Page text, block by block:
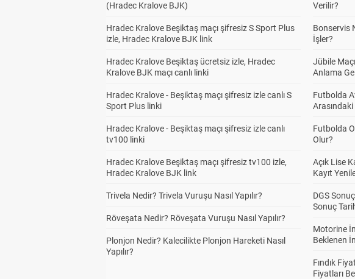
(Hradec Kralove BJK)
Hradec Kralove Beşiktaş maçı şifresiz S Sport Plus
izle, Hradec Kralove BJK link
Hradec Kralove Beşiktaş ücretsiz izle, Hradec
Kralove BJK maçı canlı linki
Hradec Kralove - Beşiktaş maçı şifresiz izle canlı S
Sport Plus linki
Hradec Kralove - Beşiktaş maçı şifresiz izle canlı
tv100 linki
Hradec Kralove Beşiktaş maçı şifresiz tv100 izle,
Hradec Kralove BJK link
Trivela Nedir? Trivela Vuruşu Nasıl Yapılır?
Röveşata Nedir? Röveşata Vuruşu Nasıl Yapılır?
Plonjon Nedir? Kalecilikte Plonjon Hareketi Nasıl
Yapılır?
Verilir?
Bonservis
İşler?
Jübile
Anlama
Futbolda
Futbolda
Olur?
Açık Lise
Kayıt
DGS
Sonuç
Motorine
Beklenen
Fındık
Fiyatları